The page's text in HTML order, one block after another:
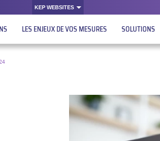
KEP WEBSITES
LES ENJEUX DE VOS MESURES SOLUTIONS